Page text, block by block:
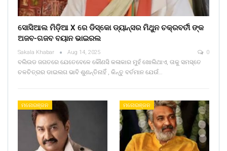
ସୋସିଆଲ ମିଡ଼ିଆ X ରେ ଡିସ୍କୋ ଡ୍ୟାନ୍ସର ମିଥୁନ ଚକ୍ରବର୍ତୀ ଙ୍କ
ଅଜବ-ଗଜବ ବୟାନ ଭାଇରଲ
Sakala Khabar Aug 14, 2025 0
ବଲିଉଡ ଜଗତରେ ଯେତେବେଳେ କୌଣସି କଳାକାର ମୁହଁ ଖୋଲିଥାଏ, ତାକୁ ସମସ୍ତେ
ଚଳଚିତ୍ରର ଡାଇଲଗ ଭାବି ଶୁଣନ୍ତିନାହିଁ , କିନ୍ତୁ ବର୍ତମାନ ଯେଉଁ…
ମନୋରଞ୍ଜନ ମନୋରଞ୍ଜନ